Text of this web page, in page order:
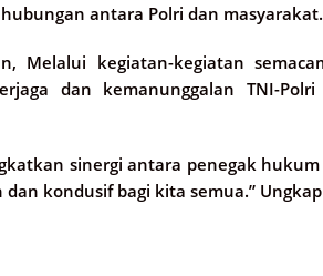
antara Polri dan
Melalui kegiatan-kegiatan
dan kemanunggalan TNI-
sinergi antara penegak
kondusif bagi kita semua.”